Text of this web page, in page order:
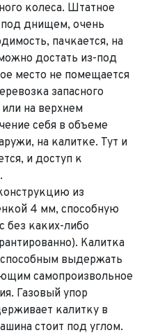
колеса. Штатное
под днищем, очень
пачкается, на
достать из-под
место не помещается
запасного
на верхнем
себя в объеме
на калитке. Тут и
и доступ к
из
4 мм, способную
без каких-либо
Калитка
выдержать
самопроизвольное
Газовый упор
калитку в
стоит под углом.